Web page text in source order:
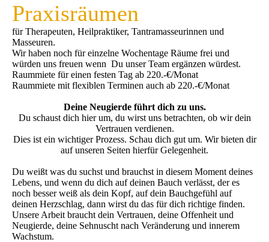
Praxisräumen
für Therapeuten, Heilpraktiker, Tantramasseurinnen und
Masseuren.
Wir haben noch für einzelne Wochentage Räume frei und
würden uns freuen wenn Du unser Team ergänzen würdest.
Raummiete für einen festen Tag ab 220.-€/Monat
Raummiete mit flexiblen Terminen auch ab 220.-€/Monat
Deine Neugierde führt dich zu uns.
Du schaust dich hier um, du wirst uns betrachten, ob wir dein
Vertrauen verdienen.
Dies ist ein wichtiger Prozess. Schau dich gut um. Wir bieten dir
auf unseren Seiten hierfür Gelegenheit.
Du weißt was du suchst und brauchst in diesem Moment deines
Lebens, und wenn du dich auf deinen Bauch verlässt, der es
noch besser weiß als dein Kopf, auf dein Bauchgefühl auf
deinen Herzschlag, dann wirst du das für dich richtige finden.
Unsere Arbeit braucht dein Vertrauen, deine Offenheit und
Neugierde, deine Sehnuscht nach Veränderung und innerem
Wachstum.